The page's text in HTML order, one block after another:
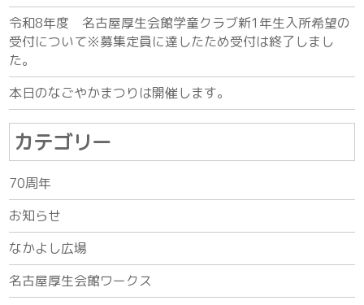
令和8年度 名古屋厚生会館学童クラブ新1年生入所希望の
受付について※募集定員に達したため受付は終了しまし
た。
本日のなごやかまつりは開催します。
カテゴリー
70周年
お知らせ
なかよし広場
名古屋厚生会館ワークス